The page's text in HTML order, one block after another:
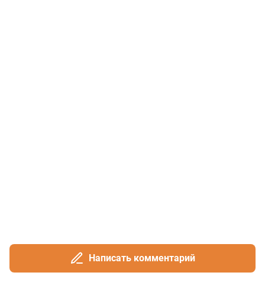
Написать комментарий